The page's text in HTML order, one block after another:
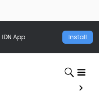
App Install